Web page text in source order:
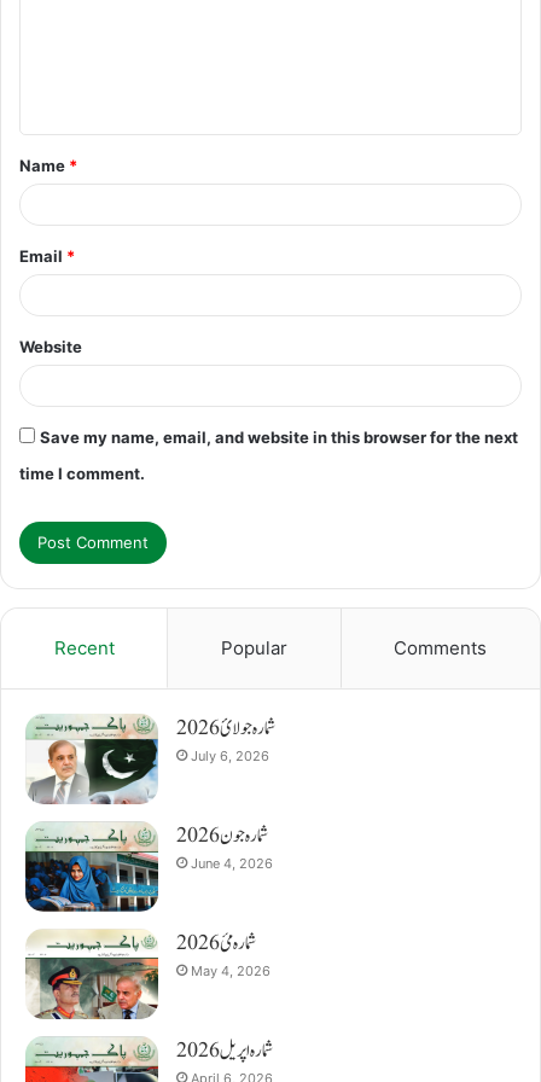
t
*
Name *
Email *
Website
Save my name, email, and website in this browser for the next
time I comment.
Recent Popular Comments
شمارہ جولائ 2026
July 6, 2026
شمارہ جون 2026
June 4, 2026
شمارہ مئ 2026
May 4, 2026
شمارہ اپریل 2026
April 6, 2026